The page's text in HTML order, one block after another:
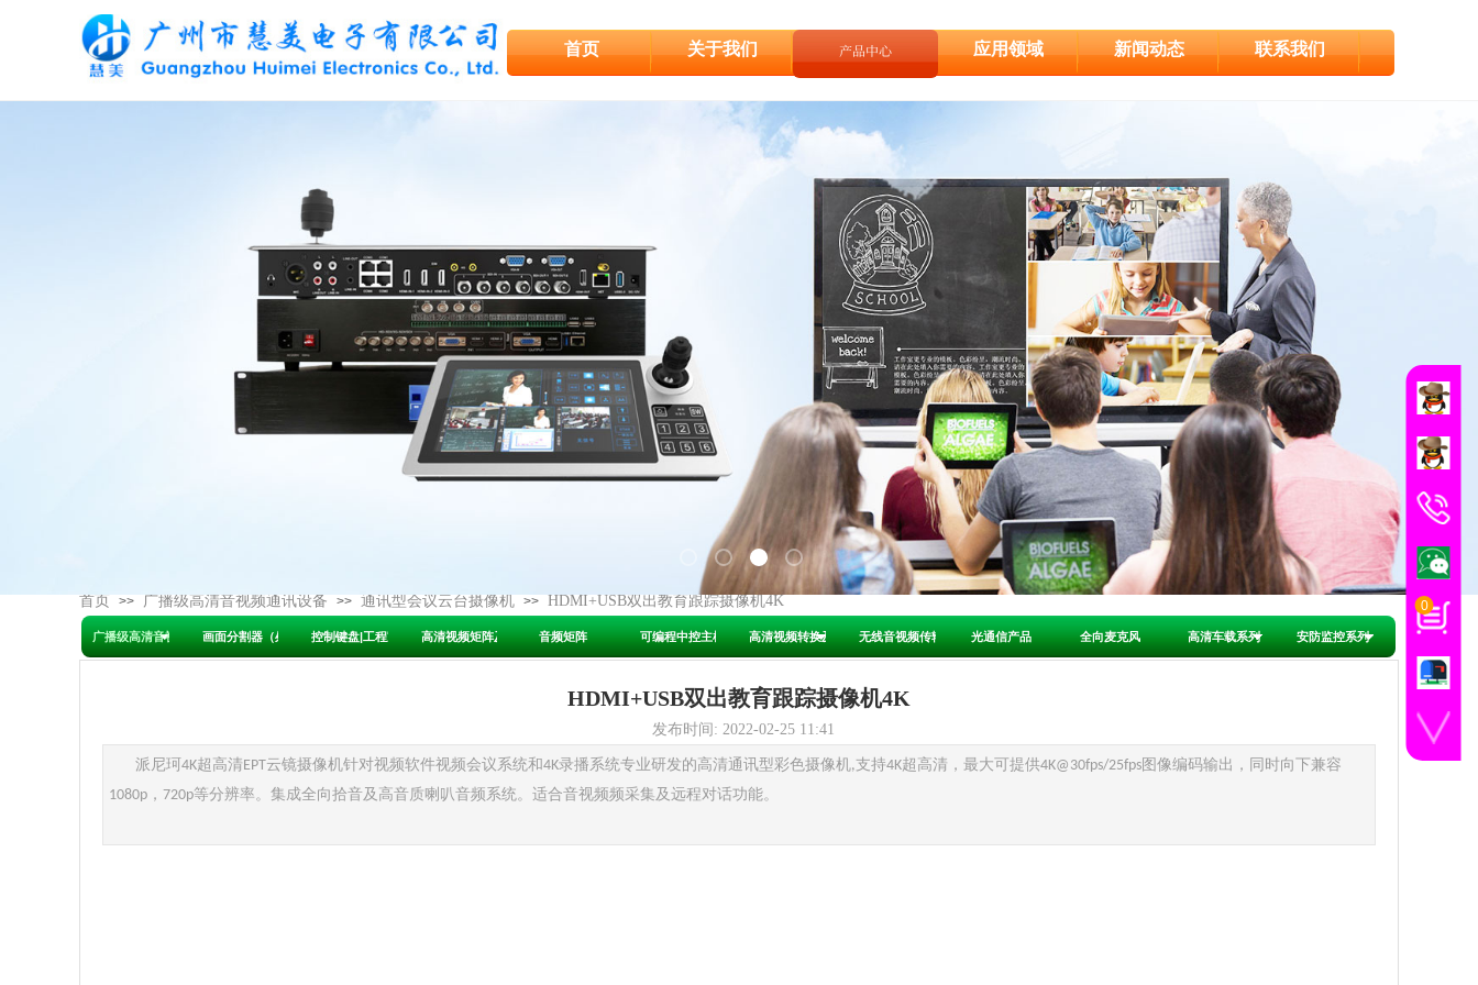
/ Products
首页 >> 广播级高清音视频通讯设备 >> 通讯型会议云台摄像机 >> HDMI+USB双出教育跟踪摄像机4K
广播级高清音视频通讯设备画面分割器（处理器）控制键盘|工程宝 高清视频矩阵及拼接处理器
音频矩阵 可编程中控主机 高清视频转换及传输器无线音视频传输器 光通信产品 全向麦克风 高清车载系列 安防监控系列
HDMI+USB双出教育跟踪摄像机4K
发布时间: 2022-02-25 11:41
派尼珂 4K超高清EPT云镜摄像机针对视频软件视频会议系统和4K录播系统专业研发的高清通讯型彩色摄像机,支持4K超高清，最大可提供4K@30fps/25fps 图像编码输出，同时向下兼容
1080p ， 720p等分辨率。集成全向拾音及高音质喇叭音频系统。适合音视频频采集及远程对话功能。
首页 关于我们 产品中心 应用领域 新闻动态 联系我们
在线销
销售
销售
销售
技术咨询
手机扫一扫
0